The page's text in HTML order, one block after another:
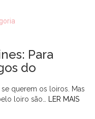
Para
do
querem os loiros. Mas
loiro são…
LER MAIS